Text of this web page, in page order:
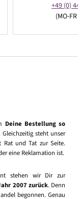
+49 (0)
(MO-
Deine Bestellung so
. Gleichzeitig steht unser
und Tat zur Seite.
eine Reklamation ist.
stehen wir Dir zur
2007 zurück. Denn
begonnen. Genau